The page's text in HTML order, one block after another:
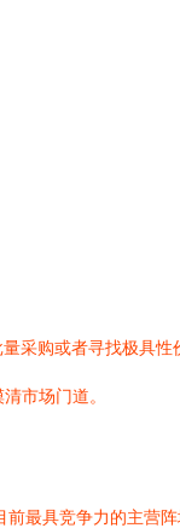
购或者寻找极具性
市场门道。
最具竞争力的主营